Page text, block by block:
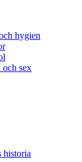
hygien
och sex
historia